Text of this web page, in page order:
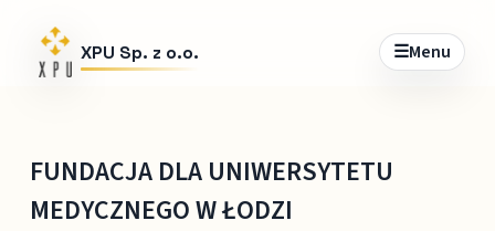
XPU Sp. z o.o. ☰Menu
FUNDACJA DLA UNIWERSYTETU
MEDYCZNEGO W ŁODZI